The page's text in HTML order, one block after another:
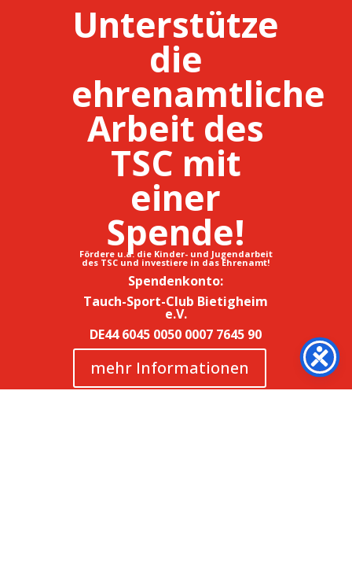
Unterstütze
die
ehrenamtliche
Arbeit des
TSC mit
einer
Spende!
Fördere u.a. die Kinder- und Jugendarbeit
des TSC und investiere in das Ehrenamt!
Spendenkonto:
Tauch-Sport-Club Bietigheim
e.V.
DE44 6045 0050 0007 7645 90
mehr Informationen